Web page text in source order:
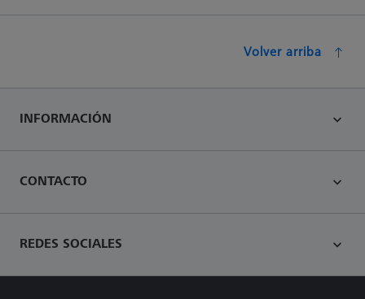
Volver arriba
INFORMACIÓN
CONTACTO
REDES SOCIALES